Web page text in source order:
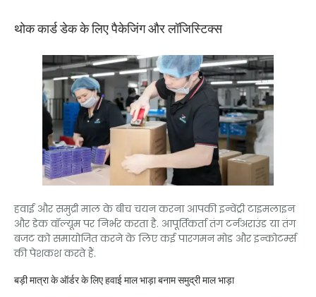
थोक कार्ड डेक के लिए पैकेजिंग और लॉजिस्टिक्स
हवाई और समुद्री माल के बीच चयन करना आपकी इन्वेंट्री टाइमलाइन
और डेक वॉल्यूम पर निर्भर करता है. आपूर्तिकर्ता तंग टर्नअराउंड या तंग
बजट को समायोजित करने के लिए कई पारगमन मोड और इन्कोटर्म्स
की पेशकश करते हैं.
बड़ी मात्रा के ऑर्डर के लिए हवाई माल भाड़ा बनाम समुद्री माल भाड़ा